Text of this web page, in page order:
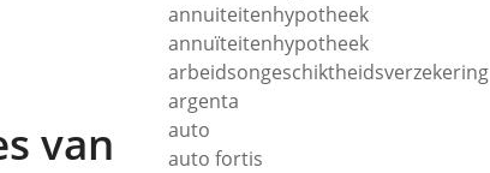
van
annuiteitenhypotheek
annuïteitenhypotheek
arbeidsongeschiktheidsverzekering
argenta
auto
auto fortis